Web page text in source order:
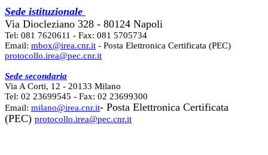
Sede istituzionale
Via Diocleziano 328 - 80124 Napoli
Tel: 081 7620611 - Fax: 081 5705734
Email: mbox@irea.cnr.it - Posta Elettronica Certificata (PEC)
protocollo.irea@pec.cnr.it
Sede secondaria
Via A Corti, 12 - 20133 Milano
Tel: 02 23699545 - Fax: 02 23699300
Email: milano@irea.cnr.it- Posta Elettronica Certificata
(PEC) protocollo.irea@pec.cnr.it